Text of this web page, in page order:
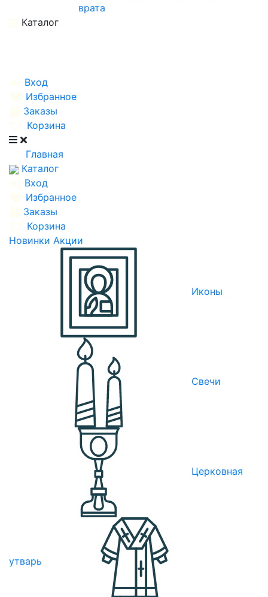
врата
Каталог
Вход
Избранное
Заказы
Корзина
Главная
Каталог
Вход
Избранное
Заказы
Корзина
Новинки Акции
Иконы
Свечи
Церковная
утварь